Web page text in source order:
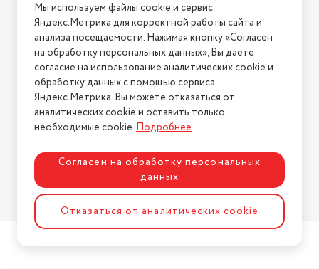
Условия возврата
Нашли ошибку на сайте? Напишите нам
2026 © Интернет-магазин "АстМаркет". У нас есть всё!
Политика конфиденциальности
Разработка сайтаASTDESIGN
Мы используем файлы cookie и сервис
Яндекс.Метрика для корректной работы сайта и
анализа посещаемости. Нажимая кнопку «Согласен
на обработку персональных данных», Вы даете
согласие на использование аналитических cookie и
обработку данных с помощью сервиса
Яндекс.Метрика. Вы можете отказаться от
аналитических cookie и оставить только
необходимые cookie.Подробнее.
Согласен на обработку персональных
данных
Отказаться от аналитических cookie